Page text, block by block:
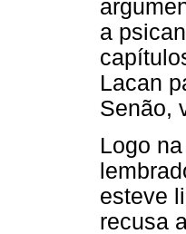
a
Lacan
Senão,
Logo
esteve
recusa